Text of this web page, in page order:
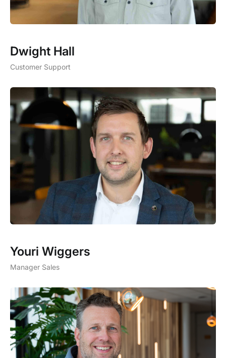
Dwight Hall
Customer Support
Youri Wiggers
Manager Sales